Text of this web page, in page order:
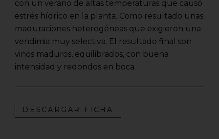
con un verano de altas temperaturas que causó
estrés hídrico en la planta. Como resultado unas
maduraciones heterogéneas que exigieron una
vendimia muy selectiva. El resultado final son
vinos maduros, equilibrados, con buena
intensidad y redondos en boca.
DESCARGAR FICHA